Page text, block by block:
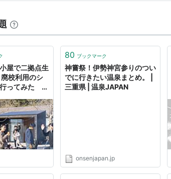
屋で二拠点生
校利用のシ
ってみた 千
80 ブックマーク
神嘗祭！伊勢神宮参りのつい
でに行きたい温泉まとめ。 |
三重県 | 温泉JAPAN
onsenjapan.jp